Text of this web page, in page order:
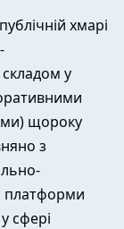
хмарі
у
щороку
з
платформи
сфері